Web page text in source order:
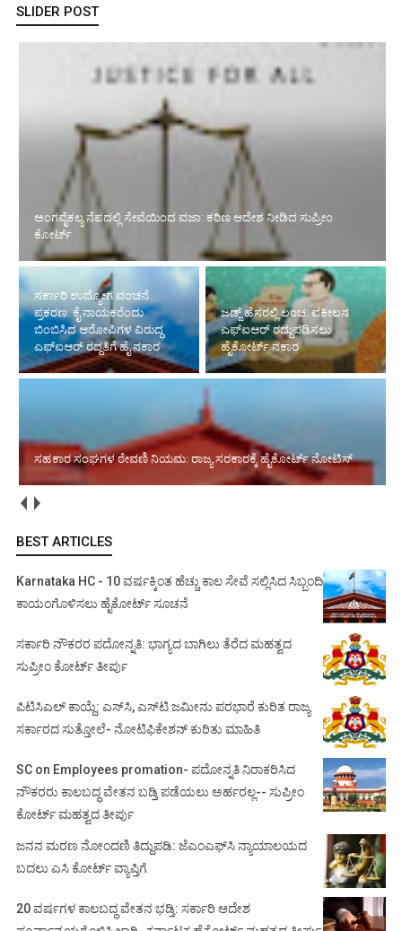
SLIDER POST
ಸರ್ಕಾರಿ ಉದ್ಯೋಗ ವಂಚನೆ ಪ್ರಕರಣ: ಕೈ ನಾಯಕರೆಂದು ಬಿಂಬಿಸಿದ ಆರೋಪಿಗಳ
ವಿರುದ್ಧ ಎಫ್‌ಐಆರ್ ರದ್ದತಿಗೆ ಹೈ ನಕಾರ
ಜಡ್ಜ್ ಹೆಸರಲ್ಲಿ ಲಂಚ: ವಕೀಲನ
ಎಫ್‌ಐಆರ್ ರದ್ದುಪಡಿಸಲು
ಹೈಕೋರ್ಟ್ ನಕಾರ
ಸಹಕಾರ ಸಂಘಗಳ ಠೇವಣಿ
ನಿಯಮ: ರಾಜ್ಯ ಸರಕಾರಕ್ಕೆ
ಹೈಕೋರ್ಟ್ ನೋಟಿಸ್
ಹೈಕೋರ್ಟ್‌ಗೆ ಆರು ಹೆಚ್ಚುವರಿ ನ್ಯಾಯಮೂರ್ತಿಗಳ ನೇಮಕ
BEST ARTICLES
Karnataka HC - 10 ವರ್ಷಕ್ಕಿಂತ ಹೆಚ್ಚು ಕಾಲ ಸೇವೆ ಸಲ್ಲಿಸಿದ ಸಿಬ್ಬಂದಿ
ಕಾಯಂಗೊಳಿಸಲು ಹೈಕೋರ್ಟ್ ಸೂಚನೆ
ಸರ್ಕಾರಿ ನೌಕರರ ಪದೋನ್ನತಿ: ಭಾಗ್ಯದ ಬಾಗಿಲು ತೆರೆದ ಮಹತ್ವದ
ಸುಪ್ರೀಂ ಕೋರ್ಟ್ ತೀರ್ಪು
ಪಿಟಿಸಿಎಲ್ ಕಾಯ್ದೆ: ಎಸ್‌ಸಿ, ಎಸ್‌ಟಿ ಜಮೀನು ಪರಭಾರೆ ಕುರಿತ ರಾಜ್ಯ
ಸರ್ಕಾರದ ಸುತ್ತೋಲೆ- ನೋಟಿಫಿಕೇಶನ್‌ ಕುರಿತು ಮಾಹಿತಿ
SC on Employees promation- ಪದೋನ್ನತಿ ನಿರಾಕರಿಸಿದ
ನೌಕರರು ಕಾಲಬದ್ಧ ವೇತನ ಬಡ್ತಿ ಪಡೆಯಲು ಅರ್ಹರಲ್ಲ-- ಸುಪ್ರೀಂ
ಕೋರ್ಟ್ ಮಹತ್ವದ ತೀರ್ಪು
ಜನನ ಮರಣ ನೋಂದಣಿ ತಿದ್ದುಪಡಿ: ಜೆಎಂಎಫ್‌ಸಿ ನ್ಯಾಯಾಲಯದ
ಬದಲು ಎಸಿ ಕೋರ್ಟ್‌ ವ್ಯಾಪ್ತಿಗೆ
20 ವರ್ಷಗಳ ಕಾಲಬದ್ಧ ವೇತನ ಭಡ್ತಿ: ಸರ್ಕಾರಿ ಆದೇಶ